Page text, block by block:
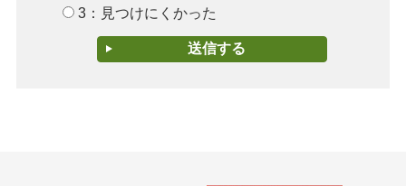
3：見つけにくかった